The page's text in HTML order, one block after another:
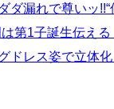
ダ漏れで尊いッ
第1子誕生伝え
レス姿で立体